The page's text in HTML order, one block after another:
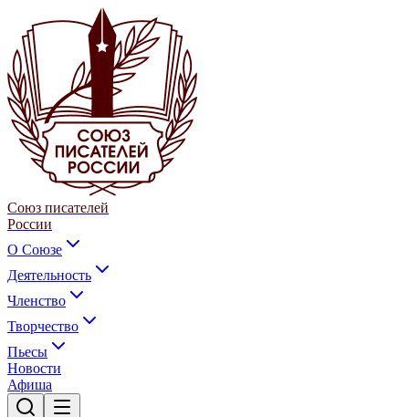
Союз писателей
России
О Союзе
Деятельность
Членство
Творчество
Пьесы
Новости
Афиша